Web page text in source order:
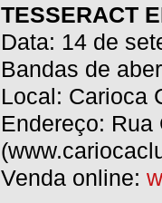
TESSERACT
Data: 14 de
Bandas de
Local: Carioca
Endereço:
Venda online: